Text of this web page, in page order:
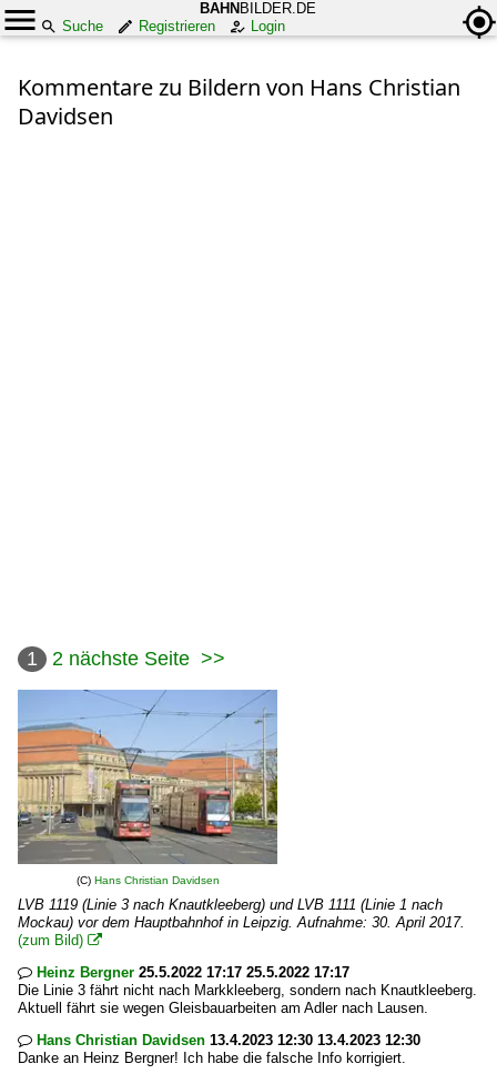
BAHN BILDER.DE
Suche
Registrieren Login
Kommentare zu Bildern von Hans Christian
Davidsen
1 2 nächste Seite >>
(C) Hans Christian Davidsen
LVB 1119 (Linie 3 nach Knautkleeberg) und LVB 1111 (Linie 1 nach
Mockau) vor dem Hauptbahnhof in Leipzig. Aufnahme: 30. April 2017.
(zum Bild) 
 Heinz Bergner 25.5.2022 17:17 25.5.2022 17:17
Die Linie 3 fährt nicht nach Markkleeberg, sondern nach Knautkleeberg.
Aktuell fährt sie wegen Gleisbauarbeiten am Adler nach Lausen.
 Hans Christian Davidsen 13.4.2023 12:30 13.4.2023 12:30
Danke an Heinz Bergner! Ich habe die falsche Info korrigiert.